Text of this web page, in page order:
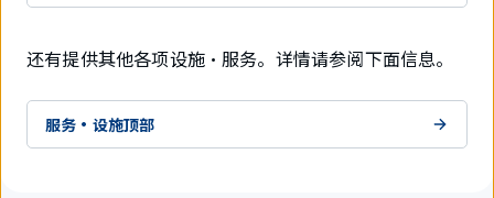
还有提供其他各项设施・服务。详情请参阅下面信息。
服务・设施顶部